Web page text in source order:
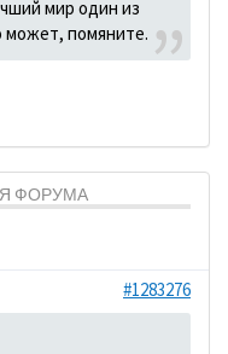
мир один из
может, помяните.
ФОРУМА
#1283276